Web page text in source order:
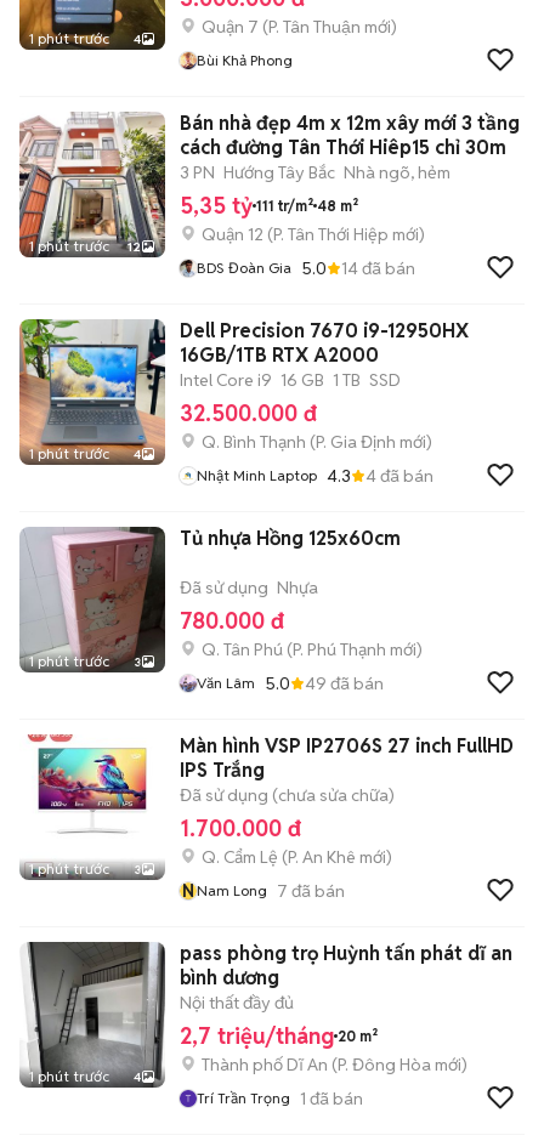
1 phút trước 4
Quận 7 (P. Tân Thuận mới)
Bùi Khả Phong
1 phút trước 12
Bán nhà đẹp 4m x 12m xây mới 3 tầng
cách đường Tân Thới Hiêp15 chỉ 30m
3 PN Hướng Tây Bắc Nhà ngõ, hẻm
5,35 tỷ 111 tr/m² 48 m²
Quận 12 (P. Tân Thới Hiệp mới)
BDS Đoàn Gia 5.0 14đã bán
1 phút trước 4
Dell Precision 7670 i9-12950HX
16GB/1TB RTX A2000
Intel Core i9 16 GB 1 TB SSD
32.500.000 đ
Q. Bình Thạnh (P. Gia Định mới)
Nhật Minh Laptop 4.3 4đã bán
1 phút trước 3
Tủ nhựa Hồng 125x60cm
Đã sử dụng Nhựa
780.000 đ
Q. Tân Phú (P. Phú Thạnh mới)
Văn Lâm 5.0 49 đã bán
1 phút trước 3
Màn hình VSP IP2706S 27 inch FullHD
IPS Trắng
Đã sử dụng (chưa sửa chữa)
1.700.000 đ
Q. Cẩm Lệ (P. An Khê mới)
NNam Long 7 đã bán
1 phút trước 4
pass phòng trọ Huỳnh tấn phát dĩ an
bình dương
Nội thất đầy đủ
2,7 triệu/tháng 20 m²
Thành phố Dĩ An (P. Đông Hòa mới)
Trí Trần Trọng 1 đã bán